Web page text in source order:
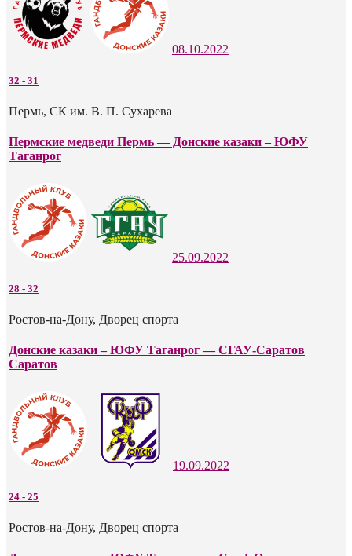
08.10.2022
32 - 31
Пермь, СК им. В. П. Сухарева
Пермские медведи Пермь — Донские казаки – ЮФУ
Таганрог
25.09.2022
28 - 32
Ростов-на-Дону, Дворец спорта
Донские казаки – ЮФУ Таганрог — СГАУ-Саратов
Саратов
19.09.2022
24 - 25
Ростов-на-Дону, Дворец спорта